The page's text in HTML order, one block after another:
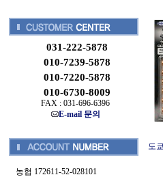
031-222-5878
010-7239-5878
010-7220-5878
010-6730-8009
FAX : 031-696-6396
E-mail 문의
농협 172611-52-028101
도